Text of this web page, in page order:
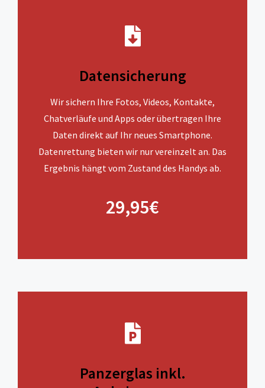
Datensicherung
Wir sichern Ihre Fotos, Videos, Kontakte,
Chatverläufe und Apps oder übertragen Ihre
Daten direkt auf Ihr neues Smartphone.
Datenrettung bieten wir nur vereinzelt an. Das
Ergebnis hängt vom Zustand des Handys ab.
29,95€
Panzerglas inkl.